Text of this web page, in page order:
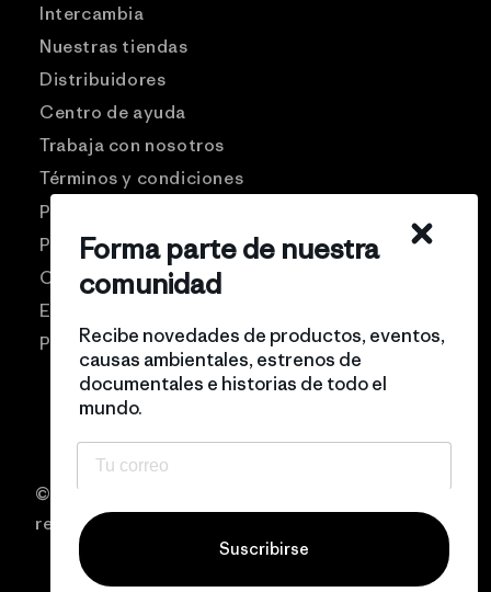
Filtrar y ordenar
Intercambia
Nuestras tiendas
Distribuidores
Centro de ayuda
Trabaja con nosotros
Términos y condiciones
Patagonia USA
Preguntas frecuentes
Comunidad Pro
Eventos
Politicas de privacidad
© 2026 Patagonia Chile Todos los derechos
reservados
Forma parte de nuestra
comunidad
Recibe novedades de productos, eventos,
causas ambientales, estrenos de
documentales e historias de todo el
mundo.
Suscribirse